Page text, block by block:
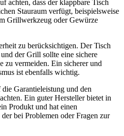
achten, dass der klappbare Tisch
Stauraum verfügt, beispielsweise
Grillwerkzeug oder Gewürze
zu berücksichtigen. Der Tisch
der Grill sollte eine sichere
zu vermeiden. Ein sicherer und
ist ebenfalls wichtig.
Garantieleistung und den
Ein guter Hersteller bietet in
Produkt und hat einen
bei Problemen oder Fragen zur